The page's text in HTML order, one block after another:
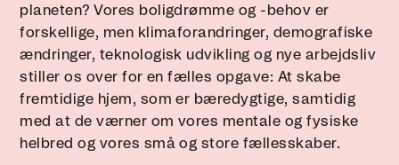
planeten? Vores boligdrømme og -behov er
forskellige, men klimaforandringer, demografiske
ændringer, teknologisk udvikling og nye arbejdsliv
stiller os over for en fælles opgave: At skabe
fremtidige hjem, som er bæredygtige, samtidig
med at de værner om vores mentale og fysiske
helbred og vores små og store fællesskaber.